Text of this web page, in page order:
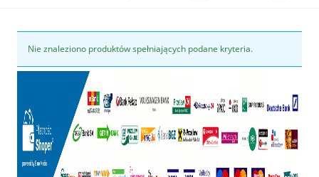
Nie znaleziono produktów spełniających podane kryteria.